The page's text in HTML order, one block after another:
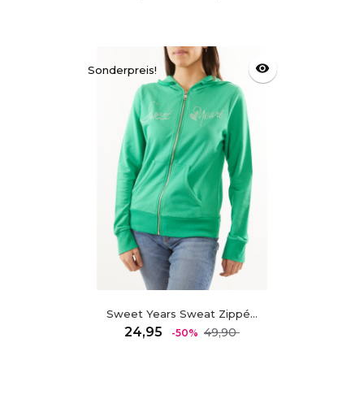
Sonderpreis! visibility
Sweet Years Sweat Zippé...
24,95
Regulärer
-50% 49,90Preis